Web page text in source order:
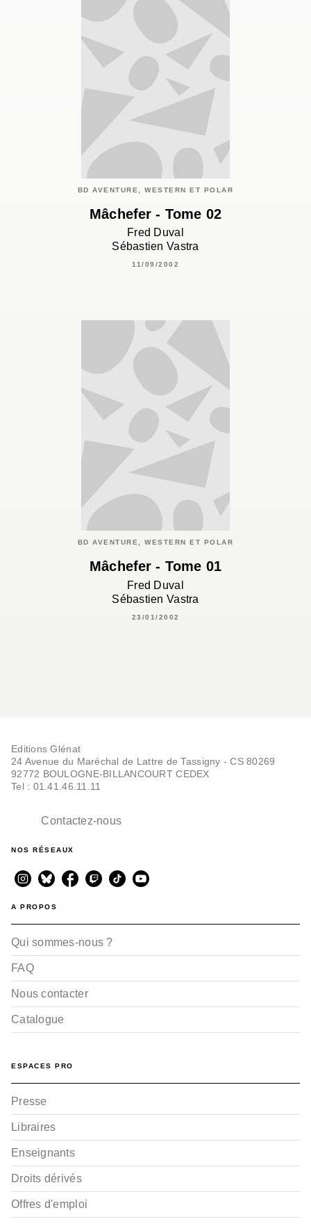
BD AVENTURE, WESTERN ET POLAR
Mâchefer - Tome 02
Fred Duval
Sébastien Vastra
11/09/2002
BD AVENTURE, WESTERN ET POLAR
Mâchefer - Tome 01
Fred Duval
Sébastien Vastra
23/01/2002
Editions Glénat
24 Avenue du Maréchal de Lattre de Tassigny - CS 80269
92772 BOULOGNE-BILLANCOURT CEDEX
Tel : 01.41.46.11.11
Contactez-nous
NOS RÉSEAUX
A PROPOS
Qui sommes-nous ?
FAQ
Nous contacter
Catalogue
ESPACES PRO
Presse
Libraires
Enseignants
Droits dérivés
Offres d'emploi